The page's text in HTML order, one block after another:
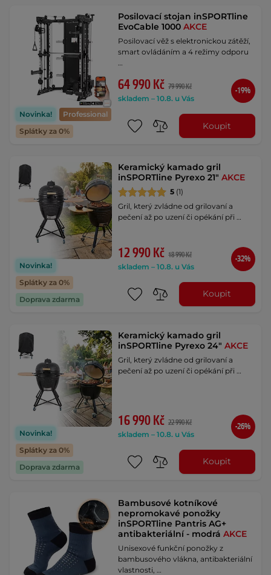
Novinka!
Professional
Splátky za 0%
Posilovací stojan inSPORTline
EvoCable 1000AKCE
Posilovací věž s elektronickou zátěží,
smart ovládáním a 4 režimy odporu
…
64 990 Kč 79 990 Kč
skladem – 10.8. u Vás
-19%
Koupit
Novinka!
Splátky za 0%
Doprava zdarma
Keramický kamado gril
inSPORTline Pyrexo 21"AKCE
5 (1)
Gril, který zvládne od grilovaní a
pečení až po uzení či opékání při …
12 990 Kč 18 990 Kč
skladem – 10.8. u Vás
-32%
Koupit
Novinka!
Splátky za 0%
Doprava zdarma
Keramický kamado gril
inSPORTline Pyrexo 24"AKCE
Gril, který zvládne od grilovaní a
pečení až po uzení či opékání při …
16 990 Kč 22 990 Kč
skladem – 10.8. u Vás
-26%
Koupit
Bambusové kotníkové
nepromokavé ponožky
inSPORTline Pantris AG+
antibakteriální - modráAKCE
Unisexové funkční ponožky z
bambusového vlákna, antibakteriální
vlastnosti, …